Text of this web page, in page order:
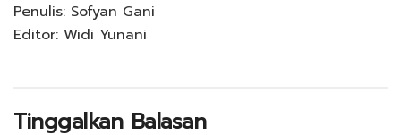
Penulis: Sofyan Gani
Editor: Widi Yunani
Tinggalkan Balasan